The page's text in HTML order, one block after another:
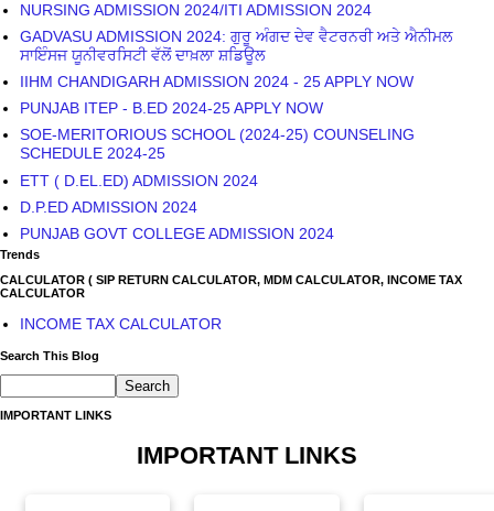
NURSING ADMISSION 2024/ITI ADMISSION 2024
GADVASU ADMISSION 2024: ਗੁਰੂ ਅੰਗਦ ਦੇਵ ਵੈਟਰਨਰੀ ਅਤੇ ਐਨੀਮਲ
ਸਾਇੰਸਜ ਯੂਨੀਵਰਸਿਟੀ ਵੱਲੋਂ ਦਾਖ਼ਲਾ ਸ਼ਡਿਊਲ
IIHM CHANDIGARH ADMISSION 2024 - 25 APPLY NOW
PUNJAB ITEP - B.ED 2024-25 APPLY NOW
SOE-MERITORIOUS SCHOOL (2024-25) COUNSELING
SCHEDULE 2024-25
ETT ( D.EL.ED) ADMISSION 2024
D.P.ED ADMISSION 2024
PUNJAB GOVT COLLEGE ADMISSION 2024
Trends
CALCULATOR ( SIP RETURN CALCULATOR, MDM CALCULATOR, INCOME TAX
CALCULATOR
INCOME TAX CALCULATOR
Search This Blog
IMPORTANT LINKS
IMPORTANT LINKS